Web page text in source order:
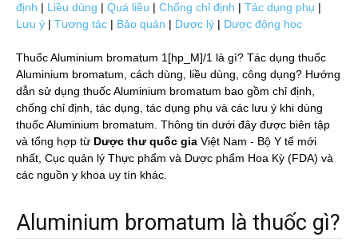
định | Liều dùng | Quá liều | Chống chỉ định | Tác dụng phụ |
Lưu ý | Tương tác | Bảo quản | Dược lý | Dược động học
Thuốc Aluminium bromatum 1[hp_M]/1 là gì? Tác dụng thuốc
Aluminium bromatum, cách dùng, liều dùng, công dụng? Hướng
dẫn sử dụng thuốc Aluminium bromatum bao gồm chỉ định,
chống chỉ định, tác dụng, tác dụng phụ và các lưu ý khi dùng
thuốc Aluminium bromatum. Thông tin dưới đây được biên tập
và tổng hợp từ Dược thư quốc gia Việt Nam - Bộ Y tế mới
nhất, Cục quản lý Thực phẩm và Dược phẩm Hoa Kỳ (FDA) và
các nguồn y khoa uy tín khác.
Aluminium bromatum là thuốc gì?